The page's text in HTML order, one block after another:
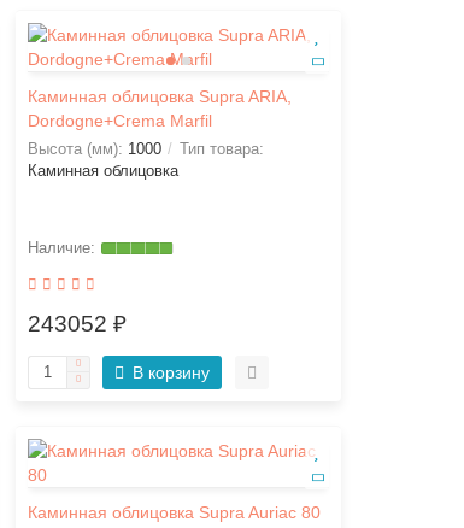
Каминная облицовка Supra ARIA,
Dordogne+Crema Marfil
Высота (мм): 1000
Тип товара:
Каминная облицовка
243052 ₽
В корзину
Каминная облицовка Supra Auriac 80